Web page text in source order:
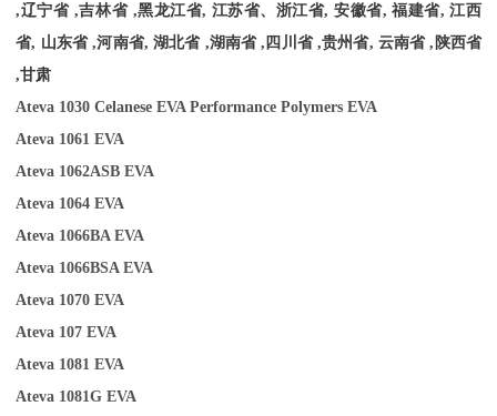
,辽宁省 ,吉林省 ,黑龙江省, 江苏省、浙江省, 安徽省, 福建省, 江西
省, 山东省 ,河南省, 湖北省 ,湖南省 , 四川省 ,贵州省, 云南省 , 陕西省
,甘肃
Ateva 1030 Celanese EVA Performance Polymers EVA
Ateva 1061 EVA
Ateva 1062ASB EVA
Ateva 1064 EVA
Ateva 1066BA EVA
Ateva 1066BSA EVA
Ateva 1070 EVA
Ateva 107 EVA
Ateva 1081 EVA
Ateva 1081G EVA